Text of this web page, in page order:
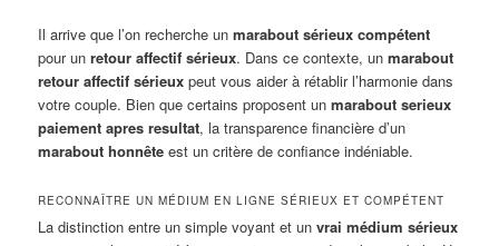
Il arrive que l’on recherche unmarabout sérieux compétent
pour unretour affectif sérieux. Dans ce contexte, unmarabout
retour affectif sérieux peut vous aider à rétablir l’harmonie dans
votre couple. Bien que certains proposent unmarabout serieux
paiement apres resultat, la transparence financière d’un
marabout honnête est un critère de confiance indéniable.
RECONNAÎTRE UN MÉDIUM EN LIGNE SÉRIEUX ET COMPÉTENT
La distinction entre un simple voyant et unvrai médium sérieux